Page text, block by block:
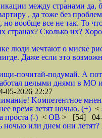
между странами да,
, да тоже без
вообще все не так. То
странах? Сколько их?
люди мечтают о миске
Даже если это
почитай-подумай. А
целыми днями в МО
2026 22:27
Kомпетентное
время летят ночью. (+) <
проста (-) < ОВ > [54] 04-
или днем они летят?